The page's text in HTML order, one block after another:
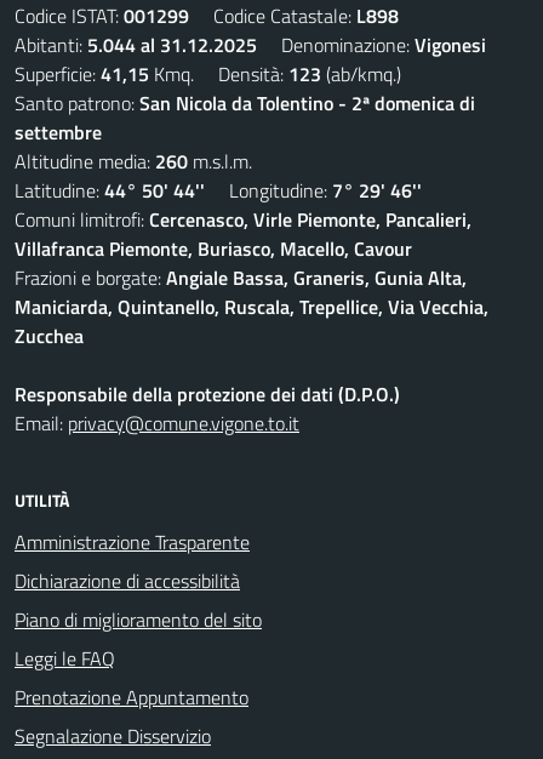
Codice ISTAT:001299 Codice Catastale: L898
Abitanti: 5.044 al 31.12.2025 Denominazione:Vigonesi
Superficie:41,15 Kmq. Densità: 123 (ab/kmq.)
Santo patrono:San Nicola da Tolentino - 2ª domenica di
settembre
Altitudine media: 260 m.s.l.m.
Latitudine:44° 50' 44'' Longitudine: 7° 29' 46''
Comuni limitrofi:Cercenasco, Virle Piemonte, Pancalieri,
Villafranca Piemonte, Buriasco, Macello, Cavour
Frazioni e borgate:Angiale Bassa, Graneris, Gunia Alta,
Maniciarda, Quintanello, Ruscala, Trepellice, Via Vecchia,
Zucchea
Responsabile della protezione dei dati (D.P.O.)
Email: privacy@comune.vigone.to.it
UTILITÀ
Amministrazione Trasparente
Dichiarazione di accessibilità
Piano di miglioramento del sito
Leggi le FAQ
Prenotazione Appuntamento
Segnalazione Disservizio